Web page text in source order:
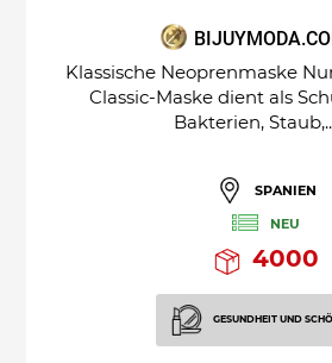
Klassische Neoprenmaske
Classic-Maske dient als
Bakterien,
SPANIEN
NEU
4000
GESUNDHEIT UND